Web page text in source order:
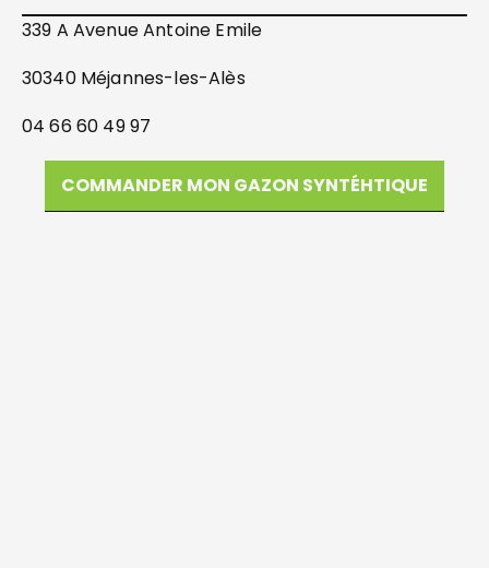
339 A Avenue Antoine Emile
30340 Méjannes-les-Alès
04 66 60 49 97
COMMANDER MON GAZON SYNTÉHTIQUE